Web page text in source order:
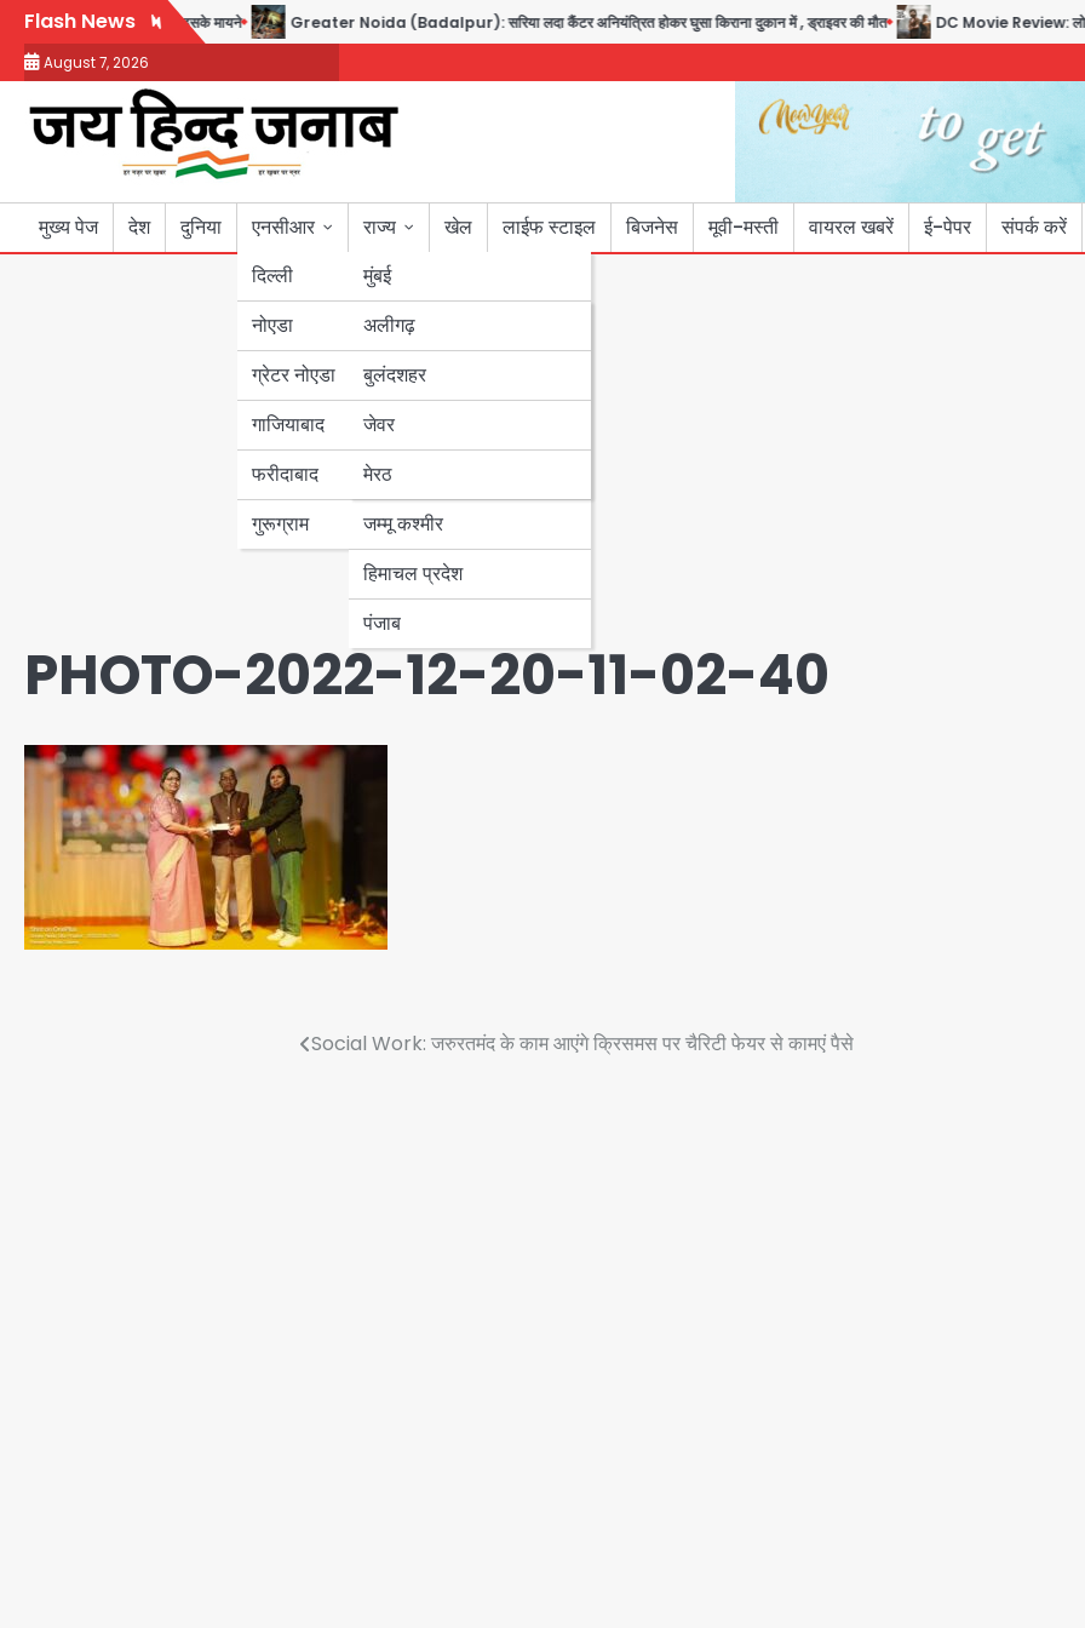
Skip
content
Flash News
रक्षा समझौता, जानें इसके मायने Greater Noida (Badalpur): सरिया लदा कैंटर अनियंत्रित होकर घुसा किराना दुकान में , ड्राइवर की मौत DC Movie Review: लोकेश
August 7, 2026
मुख्य पेज देश दुनिया
एनसीआर
दिल्ली
नोएडा
ग्रेटर नोएडा
गाजियाबाद
फरीदाबाद
गुरूग्राम
राज्य
मुंबई
उत्तर प्रदेश
अलीगढ़
बुलंदशहर
जेवर
मेरठ
बिहार
पंजाब
हरियाणा
जम्मू कश्मीर
हिमाचल प्रदेश
पंजाब
खेल लाईफ स्टाइल बिजनेस मूवी-मस्ती वायरल खबरें ई-पेपर संपर्क करें
PHOTO-2022-12-20-11-02-40
Social Work: जरुरतमंद के काम आएंगे क्रिसमस पर चैरिटी फेयर से कामएं पैसे